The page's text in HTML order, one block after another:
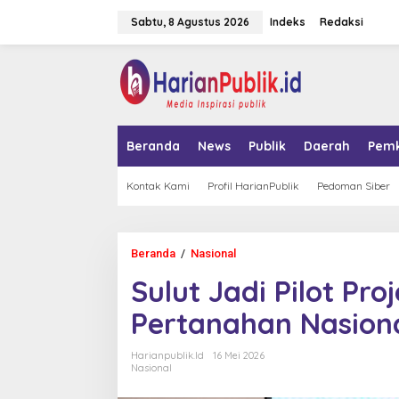
Sabtu, 8 Agustus 2026 Indeks Redaksi
Beranda News Publik Daerah
Kontak Kami Profil HarianPublik Pedoman Siber
Beranda / Nasional
l
u
t
J
a
Sulut Jadi Pilot
Pertanahan
Harianpublik.id
16 Mei 2026
Nasional